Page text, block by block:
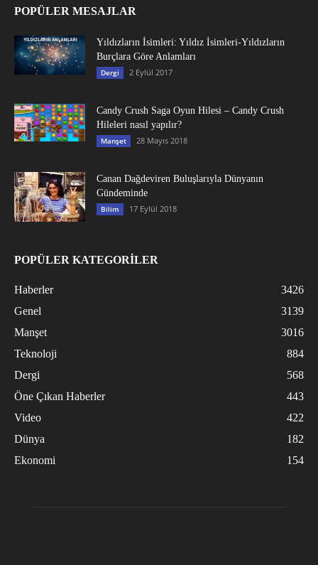
POPÜLER MESAJLAR
Yıldızların İsimleri: Yıldız İsimleri-Yıldızların
Burçlara Göre Anlamları
Dergi 2 Eylül 2017
Candy Crush Saga Oyun Hilesi – Candy Crush
Hileleri nasıl yapılır?
Manşet 28 Mayıs 2018
Canan Dağdeviren Buluşlarıyla Dünyanın
Gündeminde
Bilim 17 Eylül 2018
POPÜLER KATEGORİLER
Haberler
3426
Genel
3139
Manşet
3016
Teknoloji
884
Dergi
568
Öne Çıkan Haberler
443
Video
422
Dünya
182
Ekonomi
154